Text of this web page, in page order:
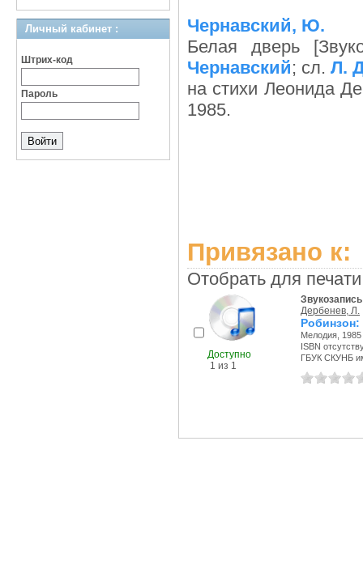
Личный кабинет :
Штрих-код
Пароль
Чернавский, Ю.
Белая дверь
Чернавский; сл.Л.
на стихи Леонида
1985.
Привязано к:
Отобрать для
Доступно
1 из 1
Звукозапись
Дербенев, Л.
Робинзон:
Мелодия, 1985
ISBN
ГБУК СКУНБ